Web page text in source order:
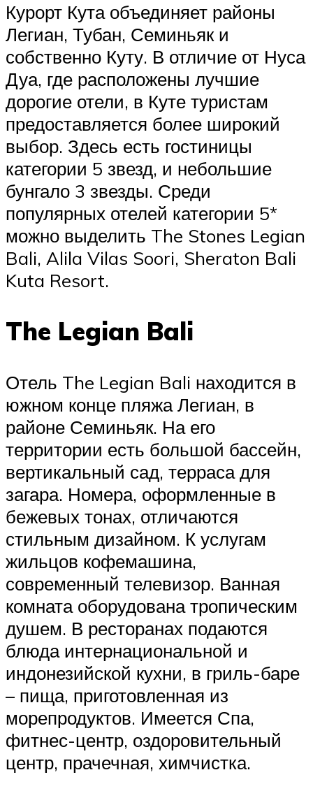
Курорт Кута объединяет районы
Легиан, Тубан, Семиньяк и
собственно Куту. В отличие от Нуса
Дуа, где расположены лучшие
дорогие отели, в Куте туристам
предоставляется более широкий
выбор. Здесь есть гостиницы
категории 5 звезд, и небольшие
бунгало 3 звезды. Среди
популярных отелей категории 5*
можно выделить The Stones Legian
Bali, Alila Vilas Soori, Sheraton Bali
Kuta Resort.
The Legian Bali
Отель The Legian Bali находится в
южном конце пляжа Легиан, в
районе Семиньяк. На его
территории есть большой бассейн,
вертикальный сад, терраса для
загара. Номера, оформленные в
бежевых тонах, отличаются
стильным дизайном. К услугам
жильцов кофемашина,
современный телевизор. Ванная
комната оборудована тропическим
душем. В ресторанах подаются
блюда интернациональной и
индонезийской кухни, в гриль-баре
– пища, приготовленная из
морепродуктов. Имеется Спа,
фитнес-центр, оздоровительный
центр, прачечная, химчистка.